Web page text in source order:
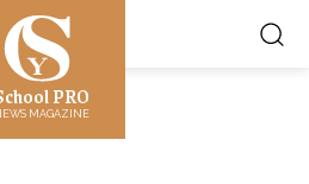
PRO
MAGAZINE